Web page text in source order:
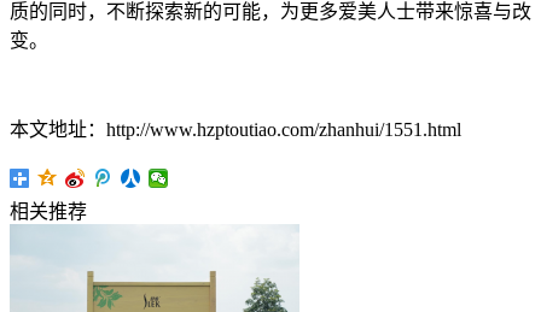
质的同时，不断探索新的可能，为更多爱美人士带来惊喜与改
变。
本文地址：http://www.hzptoutiao.com/zhanhui/1551.html
相关推荐